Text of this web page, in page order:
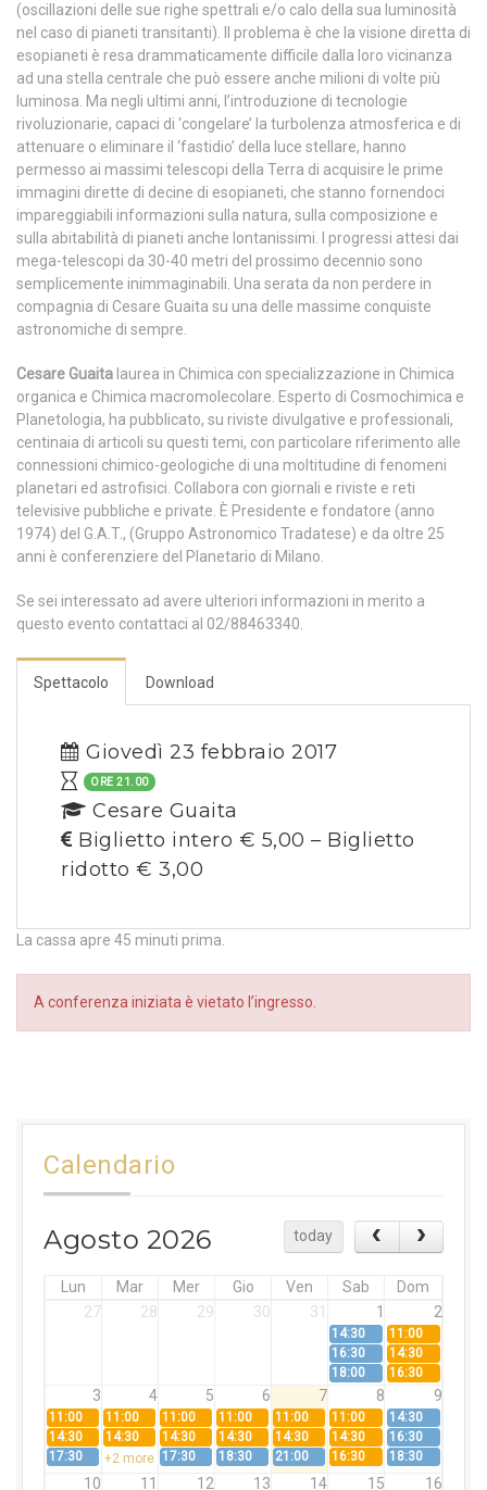
(oscillazioni delle sue righe spettrali e/o calo della sua luminosità
nel caso di pianeti transitanti). Il problema è che la visione diretta di
esopianeti è resa drammaticamente difficile dalla loro vicinanza
ad una stella centrale che può essere anche milioni di volte più
luminosa. Ma negli ultimi anni, l’introduzione di tecnologie
rivoluzionarie, capaci di ‘congelare’ la turbolenza atmosferica e di
attenuare o eliminare il ‘fastidio’ della luce stellare, hanno
permesso ai massimi telescopi della Terra di acquisire le prime
immagini dirette di decine di esopianeti, che stanno fornendoci
impareggiabili informazioni sulla natura, sulla composizione e
sulla abitabilità di pianeti anche lontanissimi. I progressi attesi dai
mega-telescopi da 30-40 metri del prossimo decennio sono
semplicemente inimmaginabili. Una serata da non perdere in
compagnia di Cesare Guaita su una delle massime conquiste
astronomiche di sempre.
Cesare Guaita laurea in Chimica con specializzazione in Chimica
organica e Chimica macromolecolare. Esperto di Cosmochimica e
Planetologia, ha pubblicato, su riviste divulgative e professionali,
centinaia di articoli su questi temi, con particolare riferimento alle
connessioni chimico-geologiche di una moltitudine di fenomeni
planetari ed astrofisici. Collabora con giornali e riviste e reti
televisive pubbliche e private. È Presidente e fondatore (anno
1974) del G.A.T., (Gruppo Astronomico Tradatese) e da oltre 25
anni è conferenziere del Planetario di Milano.
Se sei interessato ad avere ulteriori informazioni in merito a
questo evento contattaci al 02/88463340.
Spettacolo Download
Giovedì 23 febbraio 2017
ORE 21.00
Cesare Guaita
Biglietto intero € 5,00 – Biglietto
ridotto € 3,00
La cassa apre 45 minuti prima.
A conferenza iniziata è vietato l’ingresso.
Calendario
Agosto 2026 today
Lun Mar Mer Gio Ven Sab
Dom
27
28 29 30 31 1 2
14:30
11:00
16:30
14:30
18:00
16:30
3 4 5 6 7 8 9
11:00 11:00 11:00 11:00 11:00 11:00
14:30
14:30
14:30 14:30 14:30 14:30 14:30
16:30
17:30
+2 more 17:30 18:30 21:00 16:30 18:30
10 11 12 13 14 15 16